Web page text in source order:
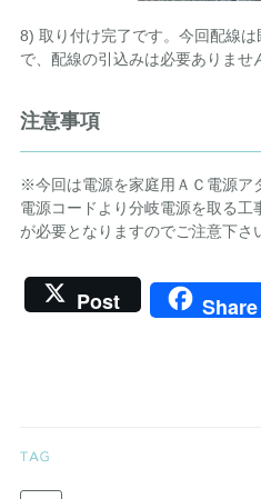
8) 取り付け完了です。今回配線
で、配線の引込みは必要ありませ
注意事項
※今回は電源を家庭用ＡＣ電源ア
電源コードより分岐電源を取る
が必要となりますのでご注意下さ
Post Share